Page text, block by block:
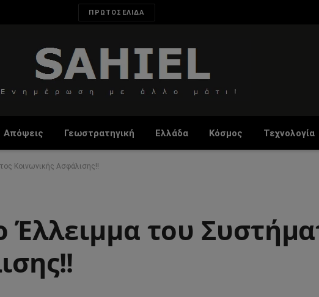
ΠΡΩΤΟΣΕΛΙΔΑ
Απόψεις Γεωστρατηγική Ελλάδα Κόσμος Τεχνολογία
Κοινωνικής Ασφάλισης!!
Έλλειμμα του